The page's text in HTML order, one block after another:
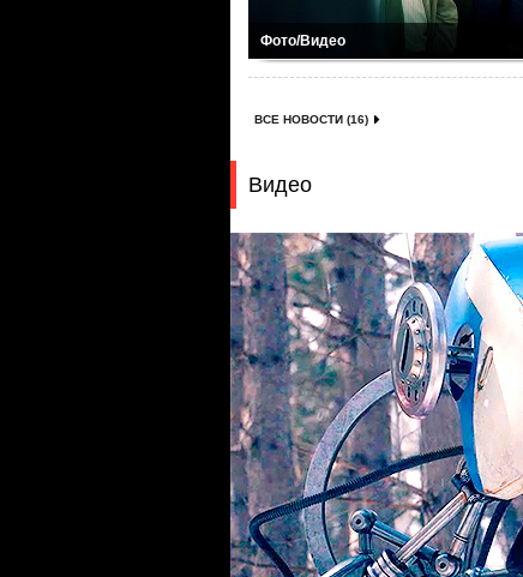
Фото/Видео
ВСЕ НОВОСТИ (16)
Видео